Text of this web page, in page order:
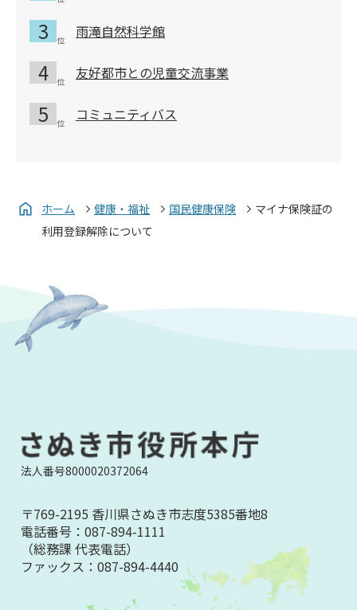
雨滝自然科学館
友好都市との児童交流事業
コミュニティバス
ホーム 健康・福祉 国民健康保険
マイナ保険証の
利用登録解除について
法人番号8000020372064
〒769-2195 香川県さぬき市志度5385番地8
電話番号：087-894-1111
（総務課 代表電話）
ファックス：087-894-4440